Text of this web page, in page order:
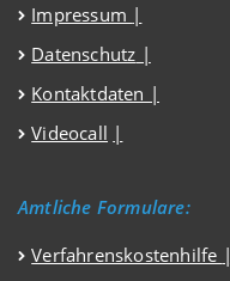
Impressum |
Datenschutz |
Kontaktdaten |
Videocall |
Amtliche Formulare:
Verfahrenskostenhilfe |